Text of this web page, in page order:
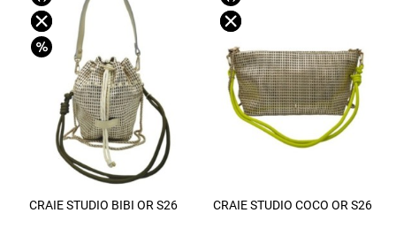
CRAIE STUDIO BIBI OR S26 CRAIE STUDIO COCO OR S26